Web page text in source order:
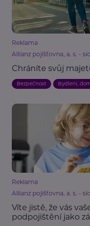
Reklama
Allianz pojišťovna, a. s. -
Chráníte svůj
Bezpečnost Bydlení,
Reklama
Allianz pojišťovna, a. s. -
Víte jistě, že vás
podpojištění jako